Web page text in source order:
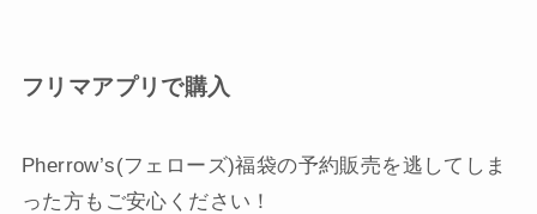
フリマアプリで購入
Pherrow’s(フェローズ)福袋の予約販売を逃してしま
った方もご安心ください！